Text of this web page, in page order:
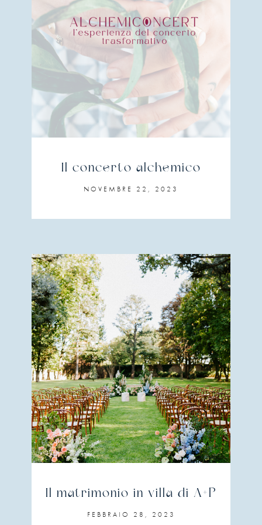
Il concerto alchemico
NOVEMBRE 22, 2023
Il matrimonio in villa di A+P
FEBBRAIO 28, 2023